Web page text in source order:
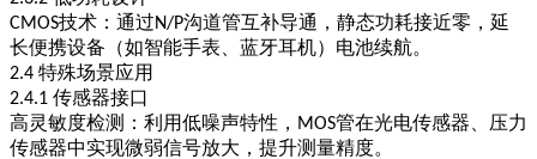
CMOS技术 ：通过N/P沟道管互补导通，静态功耗接近零，延
长便携设备（如智能手表、蓝牙耳机）电池续航。
2.4 特殊场景应用
2.4.1 传感器接口
高灵敏度检测 ：利用低噪声特性， MOS管在光电传感器、压力
传感器中实现微弱信号放大，提升测量精度。